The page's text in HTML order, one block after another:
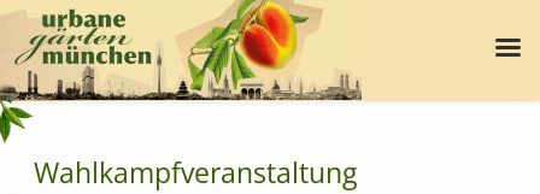
Wahlkampfveranstaltung